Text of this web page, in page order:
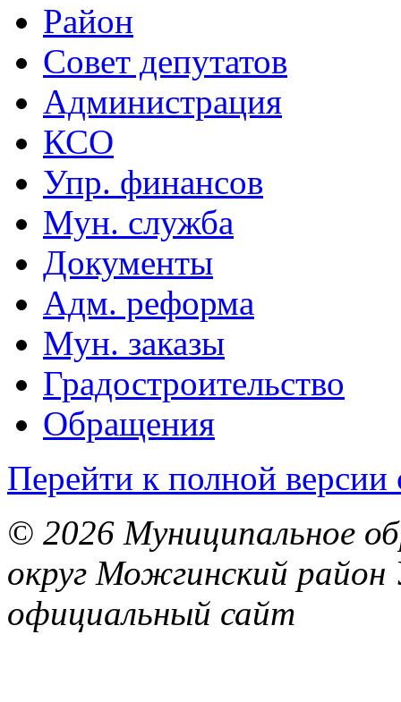
Район
Совет депутатов
Администрация
КСО
Упр. финансов
Мун. служба
Документы
Адм. реформа
Мун. заказы
Градостроительство
Обращения
Перейти к полной версии
© 2026 Муниципальное
округ Можгинский район
официальный сайт